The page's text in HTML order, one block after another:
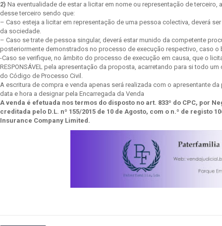
2) Na eventualidade de estar a licitar em nome ou representação de
desse terceiro sendo que:
– Caso esteja a licitar em representação de uma pessoa colectiva, deverá
da sociedade.
– Caso se trate de pessoa singular, deverá estar munido da competente
posteriormente demonstrados no processo de execução respectivo, caso o
-Caso se verifique, no âmbito do processo de execução em causa, que o
RESPONSÁVEL pela apresentação da proposta, acarretando para si todo
do Código de Processo Civil.
A escritura de compra e venda apenas será realizada com o apresentante
data e hora a designar pela Encarregada da Venda
A venda é efetuada nos termos do disposto no art. 833º do CPC,
creditada pelo D.L. nº 155/2015 de 10 de Agosto, com o n.º de registo
Insurance Company Limited.